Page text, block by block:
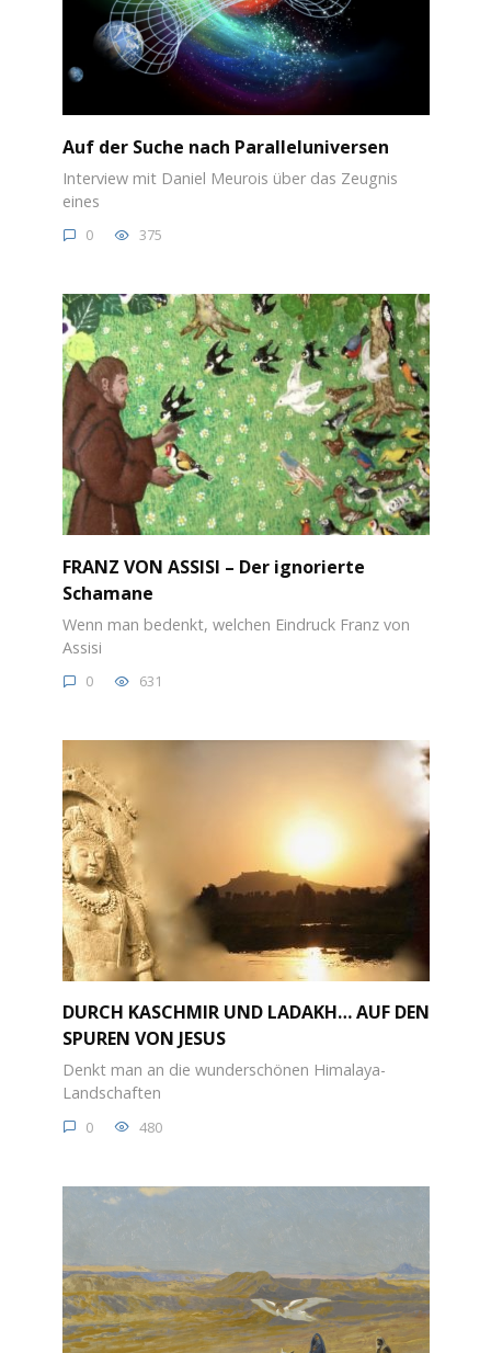
Auf der Suche nach Paralleluniversen
Interview mit Daniel Meurois über das Zeugnis
eines
0 375
FRANZ VON ASSISI – Der ignorierte
Schamane
Wenn man bedenkt, welchen Eindruck Franz von
Assisi
0 631
DURCH KASCHMIR UND LADAKH… AUF DEN
SPUREN VON JESUS
Denkt man an die wunderschönen Himalaya-
Landschaften
0 480